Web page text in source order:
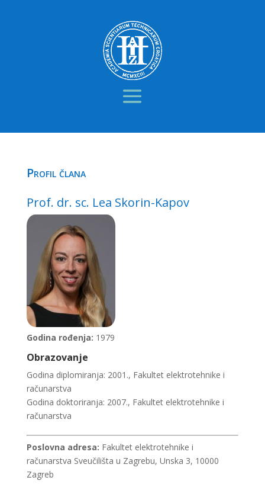
Profil člana
Prof. dr. sc. Lea Skorin-Kapov
Godina rođenja: 1979
Obrazovanje
Godina diplomiranja: 2001., Fakultet elektrotehnike i
računarstva
Godina doktoriranja: 2007., Fakultet elektrotehnike i
računarstva
Poslovna adresa: Fakultet elektrotehnike i
računarstva Sveučilišta u Zagrebu, Unska 3, 10000
Zagreb